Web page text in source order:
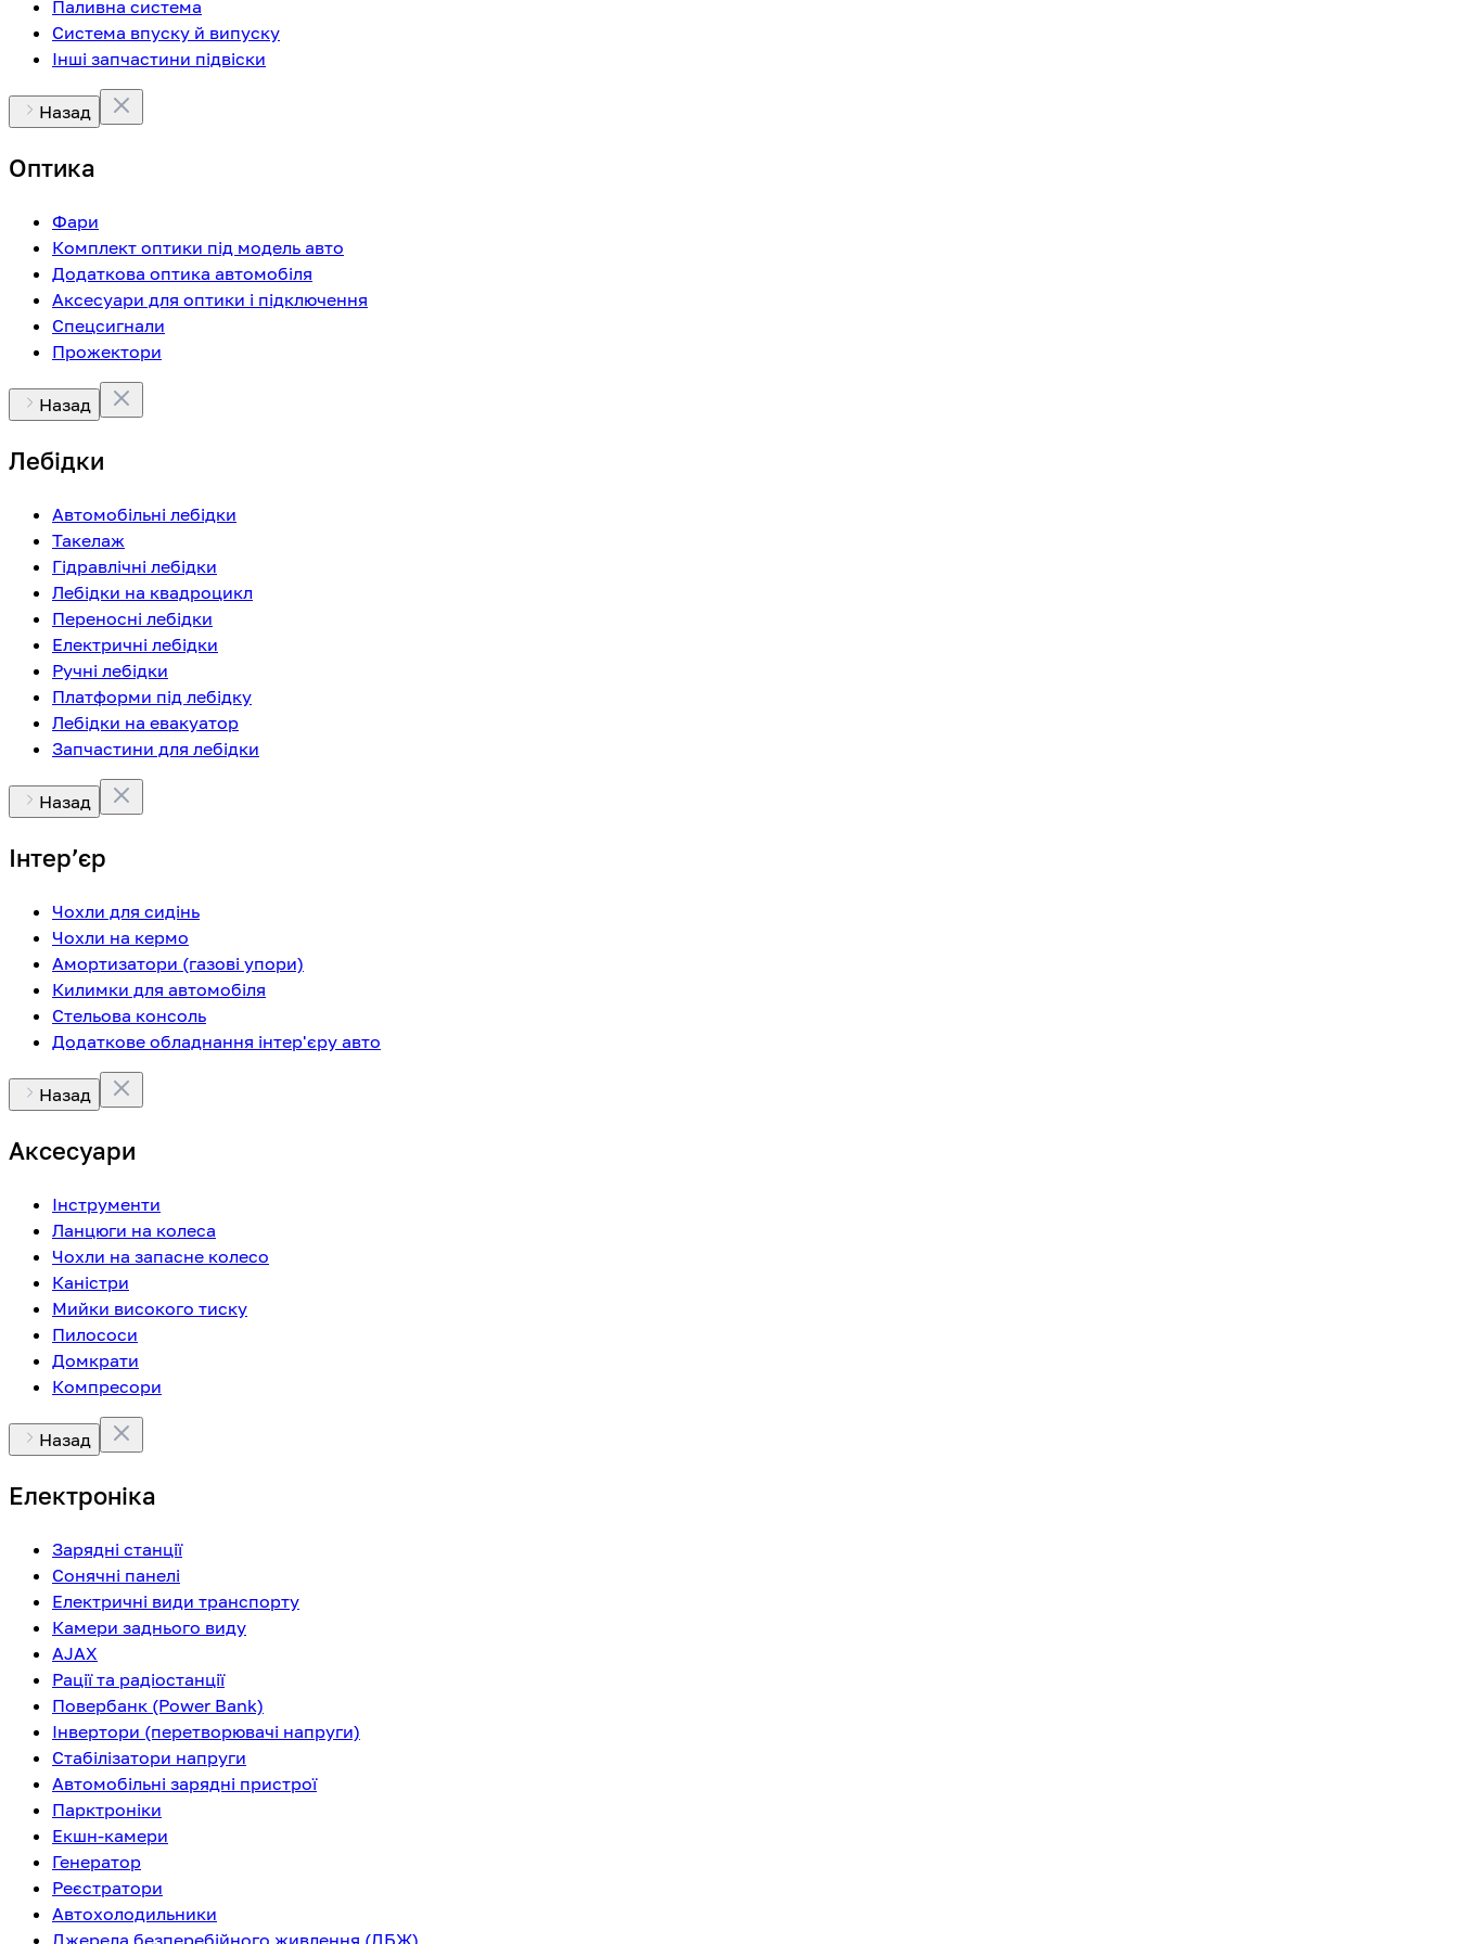
Паливна система
Система впуску й випуску
Інші запчастини підвіски
Назад
Оптика
Фари
Комплект оптики під модель авто
Додаткова оптика автомобіля
Аксесуари для оптики і підключення
Спецсигнали
Прожектори
Назад
Лебідки
Автомобільні лебідки
Такелаж
Гідравлічні лебідки
Лебідки на квадроцикл
Переносні лебідки
Електричні лебідки
Ручні лебідки
Платформи під лебідку
Лебідки на евакуатор
Запчастини для лебідки
Назад
Інтерʼєр
Чохли для сидінь
Чохли на кермо
Амортизатори (газові упори)
Килимки для автомобіля
Стельова консоль
Додаткове обладнання інтер'єру авто
Назад
Аксесуари
Інструменти
Ланцюги на колеса
Чохли на запасне колесо
Каністри
Мийки високого тиску
Пилососи
Домкрати
Компресори
Назад
Електроніка
Зарядні станції
Сонячні панелі
Електричні види транспорту
Камери заднього виду
AJAX
Рації та радіостанції
Повербанк (Power Bank)
Інвертори (перетворювачі напруги)
Стабілізатори напруги
Автомобільні зарядні пристрої
Парктроніки
Екшн-камери
Генератор
Реєстратори
Автохолодильники
Джерела безперебійного живлення (ДБЖ)